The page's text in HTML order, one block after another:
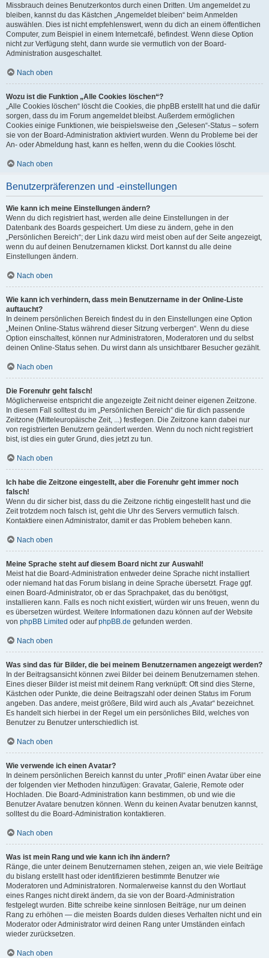
Missbrauch deines Benutzerkontos durch einen Dritten. Um angemeldet zu
bleiben, kannst du das Kästchen „Angemeldet bleiben“ beim Anmelden
auswählen. Dies ist nicht empfehlenswert, wenn du dich an einem öffentlichen
Computer, zum Beispiel in einem Internetcafé, befindest. Wenn diese Option
nicht zur Verfügung steht, dann wurde sie vermutlich von der Board-
Administration ausgeschaltet.
Nach oben
Wozu ist die Funktion „Alle Cookies löschen“?
„Alle Cookies löschen“ löscht die Cookies, die phpBB erstellt hat und die dafür
sorgen, dass du im Forum angemeldet bleibst. Außerdem ermöglichen
Cookies einige Funktionen, wie beispielsweise den „Gelesen“-Status – sofern
sie von der Board-Administration aktiviert wurden. Wenn du Probleme bei der
An- oder Abmeldung hast, kann es helfen, wenn du die Cookies löscht.
Nach oben
Benutzerpräferenzen und -einstellungen
Wie kann ich meine Einstellungen ändern?
Wenn du dich registriert hast, werden alle deine Einstellungen in der
Datenbank des Boards gespeichert. Um diese zu ändern, gehe in den
„Persönlichen Bereich“; der Link dazu wird meist oben auf der Seite angezeigt,
wenn du auf deinen Benutzernamen klickst. Dort kannst du alle deine
Einstellungen ändern.
Nach oben
Wie kann ich verhindern, dass mein Benutzername in der Online-Liste
auftaucht?
In deinem persönlichen Bereich findest du in den Einstellungen eine Option
„Meinen Online-Status während dieser Sitzung verbergen“. Wenn du diese
Option einschaltest, können nur Administratoren, Moderatoren und du selbst
deinen Online-Status sehen. Du wirst dann als unsichtbarer Besucher gezählt.
Nach oben
Die Forenuhr geht falsch!
Möglicherweise entspricht die angezeigte Zeit nicht deiner eigenen Zeitzone.
In diesem Fall solltest du im „Persönlichen Bereich“ die für dich passende
Zeitzone (Mitteleuropäische Zeit, ...) festlegen. Die Zeitzone kann dabei nur
von registrierten Benutzern geändert werden. Wenn du noch nicht registriert
bist, ist dies ein guter Grund, dies jetzt zu tun.
Nach oben
Ich habe die Zeitzone eingestellt, aber die Forenuhr geht immer noch
falsch!
Wenn du dir sicher bist, dass du die Zeitzone richtig eingestellt hast und die
Zeit trotzdem noch falsch ist, geht die Uhr des Servers vermutlich falsch.
Kontaktiere einen Administrator, damit er das Problem beheben kann.
Nach oben
Meine Sprache steht auf diesem Board nicht zur Auswahl!
Meist hat die Board-Administration entweder deine Sprache nicht installiert
oder niemand hat das Forum bislang in deine Sprache übersetzt. Frage ggf.
einen Board-Administrator, ob er das Sprachpaket, das du benötigst,
installieren kann. Falls es noch nicht existiert, würden wir uns freuen, wenn du
es übersetzen würdest. Weitere Informationen dazu können auf der Website
von phpBB Limited oder aufphpBB.de gefunden werden.
Nach oben
Was sind das für Bilder, die bei meinem Benutzernamen angezeigt werden?
In der Beitragsansicht können zwei Bilder bei deinem Benutzernamen stehen.
Eines dieser Bilder ist meist mit deinem Rang verknüpft: Oft sind dies Sterne,
Kästchen oder Punkte, die deine Beitragszahl oder deinen Status im Forum
angeben. Das andere, meist größere, Bild wird auch als „Avatar“ bezeichnet.
Es handelt sich hierbei in der Regel um ein persönliches Bild, welches von
Benutzer zu Benutzer unterschiedlich ist.
Nach oben
Wie verwende ich einen Avatar?
In deinem persönlichen Bereich kannst du unter „Profil“ einen Avatar über eine
der folgenden vier Methoden hinzufügen: Gravatar, Galerie, Remote oder
Hochladen. Die Board-Administration kann bestimmen, ob und wie die
Benutzer Avatare benutzen können. Wenn du keinen Avatar benutzen kannst,
solltest du die Board-Administration kontaktieren.
Nach oben
Was ist mein Rang und wie kann ich ihn ändern?
Ränge, die unter deinem Benutzernamen stehen, zeigen an, wie viele Beiträge
du bislang erstellt hast oder identifizieren bestimmte Benutzer wie
Moderatoren und Administratoren. Normalerweise kannst du den Wortlaut
eines Ranges nicht direkt ändern, da sie von der Board-Administration
festgelegt wurden. Bitte schreibe keine sinnlosen Beiträge, nur um deinen
Rang zu erhöhen — die meisten Boards dulden dieses Verhalten nicht und ein
Moderator oder Administrator wird deinen Rang unter Umständen einfach
wieder zurücksetzen.
Nach oben